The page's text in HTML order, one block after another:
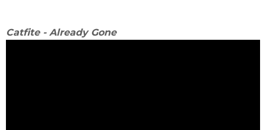
Catfite - Already Gone